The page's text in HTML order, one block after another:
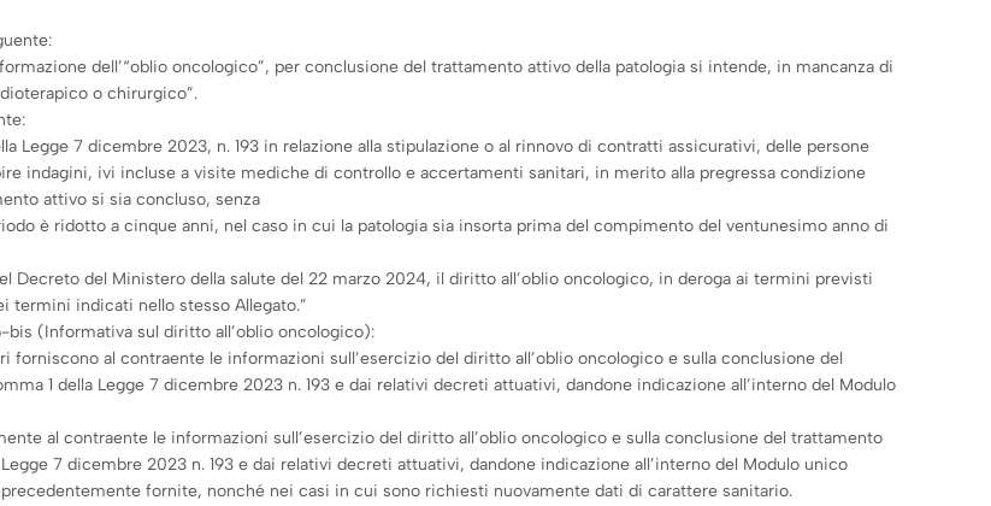
dell’“oblio oncologico”, per conclusione del trattamento attivo della patologia si intende, in mancanza di
o chirurgico”.
Legge 7 dicembre 2023, n. 193 in relazione alla stipulazione o al rinnovo di contratti assicurativi, delle persone
indagini, ivi incluse a visite mediche di controllo e accertamenti sanitari, in merito alla pregressa condizione
attivo si sia concluso, senza
è ridotto a cinque anni, nel caso in cui la patologia sia insorta prima del compimento del ventunesimo anno di
Decreto del Ministero della salute del 22 marzo 2024, il diritto all’oblio oncologico, in deroga ai termini previsti
termini indicati nello stesso Allegato.”
(Informativa sul diritto all’oblio oncologico):
al contraente le informazioni sull’esercizio del diritto all’oblio oncologico e sulla conclusione del
1 della Legge 7 dicembre 2023 n. 193 e dai relativi decreti attuativi, dandone indicazione all’interno del Modulo
al contraente le informazioni sull’esercizio del diritto all’oblio oncologico e sulla conclusione del trattamento
7 dicembre 2023 n. 193 e dai relativi decreti attuativi, dandone indicazione all’interno del Modulo unico
fornite, nonché nei casi in cui sono richiesti nuovamente dati di carattere sanitario.